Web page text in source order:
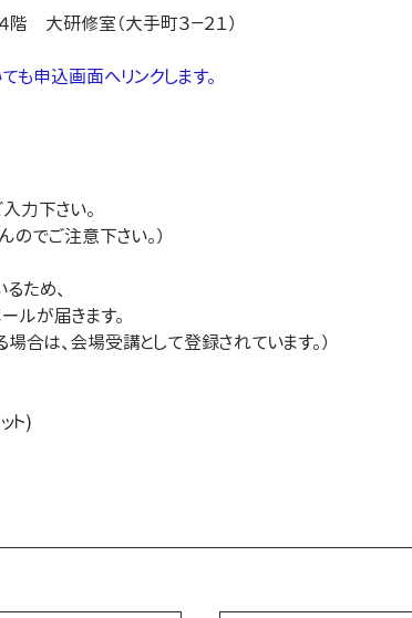
大研修室（大手町３－２１）
申込画面へリンクします。
力下さい。
でご注意下さい。）
ため、
ールが届きます。
る場合は、会場受講として登録されています。）
ト)